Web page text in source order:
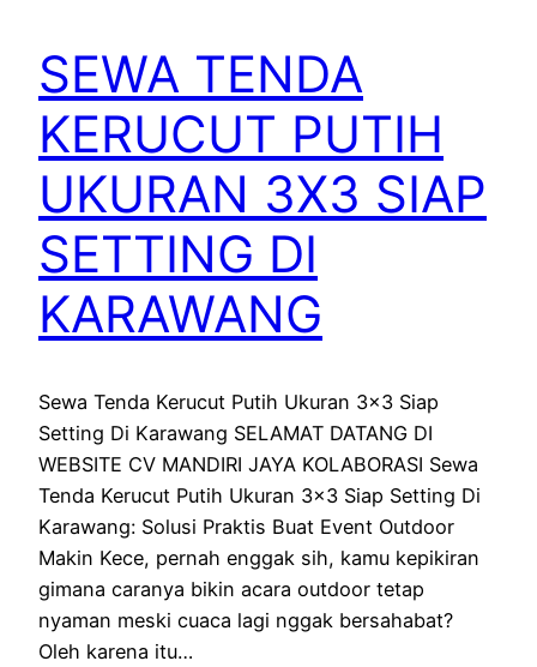
SEWA TENDA
KERUCUT PUTIH
UKURAN 3X3 SIAP
SETTING DI
KARAWANG
Sewa Tenda Kerucut Putih Ukuran 3×3 Siap
Setting Di Karawang SELAMAT DATANG DI
WEBSITE CV MANDIRI JAYA KOLABORASI Sewa
Tenda Kerucut Putih Ukuran 3×3 Siap Setting Di
Karawang: Solusi Praktis Buat Event Outdoor
Makin Kece, pernah enggak sih, kamu kepikiran
gimana caranya bikin acara outdoor tetap
nyaman meski cuaca lagi nggak bersahabat?
Oleh karena itu…